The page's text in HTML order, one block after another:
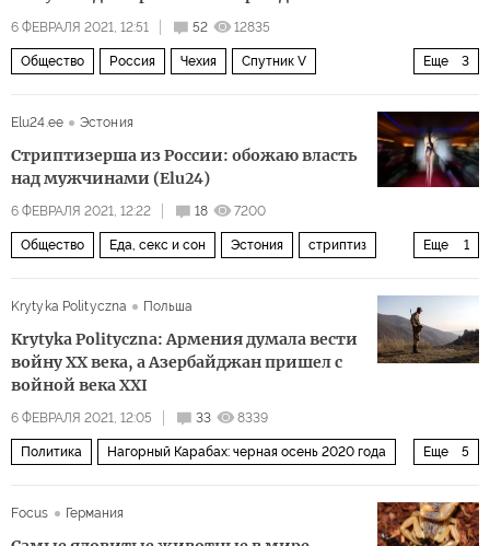
6 ФЕВРАЛЯ 2021, 12:51 52 12835
Еще 3
Общество Россия Чехия Спутник V
Elu24.ee
Эстония
Стриптизерша из России: обожаю власть
над мужчинами (Elu24)
6 ФЕВРАЛЯ 2021, 12:22 18 7200
Еще 1
Общество Еда, секс и сон Эстония стриптиз
Krytyka Polityczna
Польша
Krytyka Polityczna: Армения думала вести
войну XX века, а Азербайджан пришел с
войной века XXI
6 ФЕВРАЛЯ 2021, 12:05 33 8339
Еще 5
Политика Нагорный Карабах: черная осень 2020 года
конфликт
Focus Германия